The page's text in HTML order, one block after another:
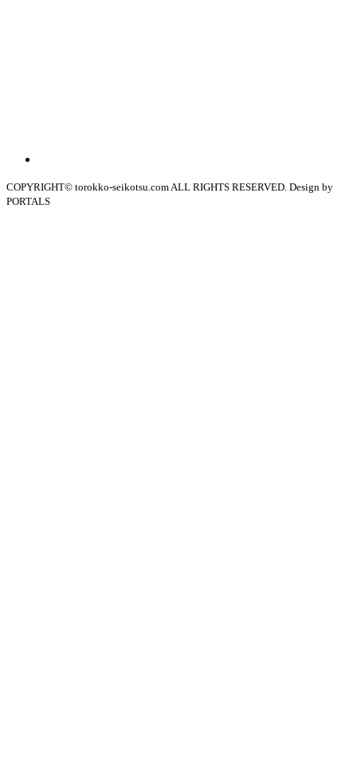
COPYRIGHT© torokko-seikotsu.com ALL RIGHTS RESERVED. Design by
PORTALS